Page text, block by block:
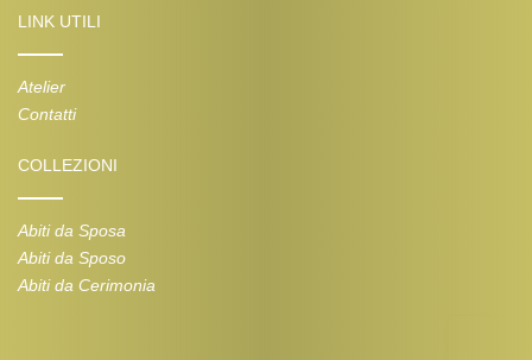
LINK UTILI
Atelier
Contatti
COLLEZIONI
Abiti da Sposa
Abiti da Sposo
Abiti da Cerimonia